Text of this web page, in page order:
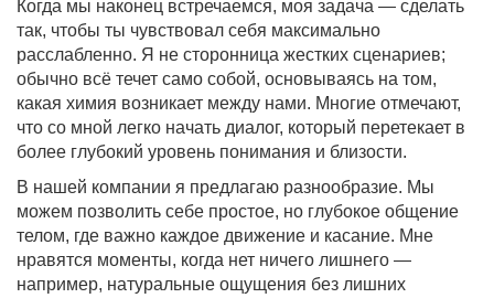
Когда мы наконец встречаемся, моя задача — сделать
так, чтобы ты чувствовал себя максимально
расслабленно. Я не сторонница жестких сценариев;
обычно всё течет само собой, основываясь на том,
какая химия возникает между нами. Многие отмечают,
что со мной легко начать диалог, который перетекает в
более глубокий уровень понимания и близости.
В нашей компании я предлагаю разнообразие. Мы
можем позволить себе простое, но глубокое общение
телом, где важно каждое движение и касание. Мне
нравятся моменты, когда нет ничего лишнего —
например, натуральные ощущения без лишних